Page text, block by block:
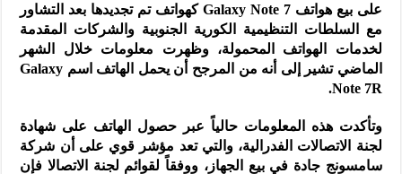
على بيع هواتف Galaxy Note 7 كهواتف تم تجديدها بعد التشاور
مع السلطات التنظيمية الكورية الجنوبية والشركات المقدمة
لخدمات الهواتف المحمولة، وظهرت معلومات خلال الشهر
الماضي تشير إلى أنه من المرجح أن يحمل الهاتف اسم Galaxy
Note 7R.
وتأكدت هذه المعلومات حالياً عبر حصول الهاتف على شهادة
لجنة الاتصالات الفدرالية، والتي تعد مؤشر قوي على أن شركة
سامسونج جادة في بيع الجهاز، ووفقاً لقوائم لجنة الاتصالا فإن